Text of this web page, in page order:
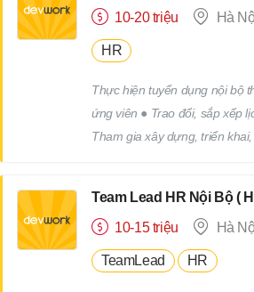
10-20 triệu
Hà
HR
Thực hiện tuyển dụng nội bộ
ứng viên ● Trao đổi, sắp xếp
Tham gia xây dựng, triển
Team Lead HR Nội Bộ (
10-15 triệu
Hà
TeamLead HR